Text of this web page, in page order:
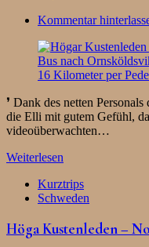
Kommentar
❜ Dank des netten
die Elli mit gutem Gefühl,
videoüberwachten…
Weiterlesen
Kurztrips
Schweden
Höga Kustenleden –